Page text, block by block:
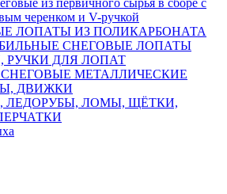
из первичного сырья в сборе с
черенком и V-ручкой
ЛОПАТЫ ИЗ ПОЛИКАРБОНАТА
СНЕГОВЫЕ ЛОПАТЫ
РУЧКИ ДЛЯ ЛОПАТ
МЕТАЛЛИЧЕСКИЕ
ДВИЖКИ
ЛЕДОРУБЫ, ЛОМЫ, ЩЁТКИ,